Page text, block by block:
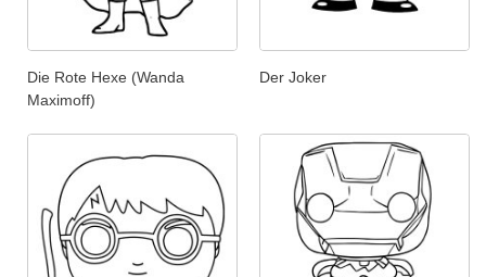
Die Rote Hexe (Wanda
Maximoff)
Der Joker